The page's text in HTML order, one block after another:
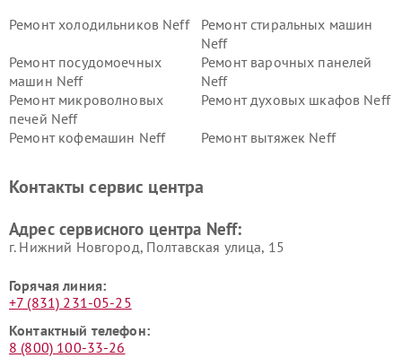
Ремонт холодильников Neff
Ремонт стиральных машин
Neff
Ремонт посудомоечных
машин Neff
Ремонт варочных панелей
Neff
Ремонт микроволновых
печей Neff
Ремонт духовых шкафов Neff
Ремонт кофемашин Neff Ремонт вытяжек Neff
Контакты сервис центра
Адрес сервисного центра Neff:
г. Нижний Новгород, Полтавская улица, 15
Горячая линия:
+7 (831) 231-05-25
Контактный телефон:
8 (800) 100-33-26